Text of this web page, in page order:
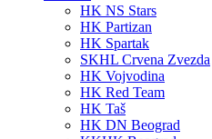
HK NS Stars
HK Partizan
HK Spartak
SKHL Crvena Zvezda
HK Vojvodina
HK Red Team
HK Taš
HK DN Beograd